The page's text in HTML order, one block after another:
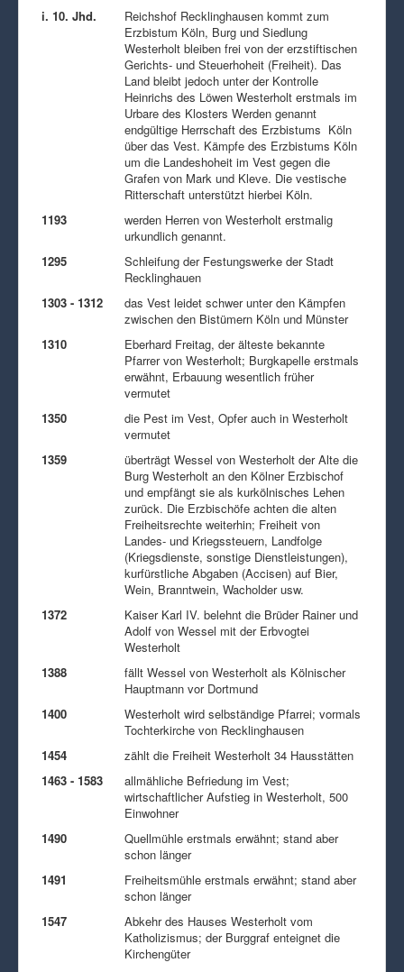
i. 10. Jhd.
Reichshof Recklinghausen kommt zum
Erzbistum Köln, Burg und Siedlung
Westerholt bleiben frei von der erzstiftischen
Gerichts- und Steuerhoheit (Freiheit). Das
Land bleibt jedoch unter der Kontrolle
Heinrichs des Löwen Westerholt erstmals im
Urbare des Klosters Werden genannt
endgültige Herrschaft des Erzbistums Köln
über das Vest. Kämpfe des Erzbistums Köln
um die Landeshoheit im Vest gegen die
Grafen von Mark und Kleve. Die vestische
Ritterschaft unterstützt hierbei Köln.
1193
werden Herren von Westerholt erstmalig
urkundlich genannt.
1295
Schleifung der Festungswerke der Stadt
Recklinghauen
1303 - 1312
das Vest leidet schwer unter den Kämpfen
zwischen den Bistümern Köln und Münster
1310
Eberhard Freitag, der älteste bekannte
Pfarrer von Westerholt; Burgkapelle erstmals
erwähnt, Erbauung wesentlich früher
vermutet
1350
die Pest im Vest, Opfer auch in Westerholt
vermutet
1359
überträgt Wessel von Westerholt der Alte die
Burg Westerholt an den Kölner Erzbischof
und empfängt sie als kurkölnisches Lehen
zurück. Die Erzbischöfe achten die alten
Freiheitsrechte weiterhin; Freiheit von
Landes- und Kriegssteuern, Landfolge
(Kriegsdienste, sonstige Dienstleistungen),
kurfürstliche Abgaben (Accisen) auf Bier,
Wein, Branntwein, Wacholder usw.
1372
Kaiser Karl IV. belehnt die Brüder Rainer und
Adolf von Wessel mit der Erbvogtei
Westerholt
1388
fällt Wessel von Westerholt als Kölnischer
Hauptmann vor Dortmund
1400
Westerholt wird selbständige Pfarrei; vormals
Tochterkirche von Recklinghausen
1454
zählt die Freiheit Westerholt 34 Hausstätten
1463 - 1583
allmähliche Befriedung im Vest;
wirtschaftlicher Aufstieg in Westerholt, 500
Einwohner
1490
Quellmühle erstmals erwähnt; stand aber
schon länger
1491
Freiheitsmühle erstmals erwähnt; stand aber
schon länger
1547
Abkehr des Hauses Westerholt vom
Katholizismus; der Burggraf enteignet die
Kirchengüter